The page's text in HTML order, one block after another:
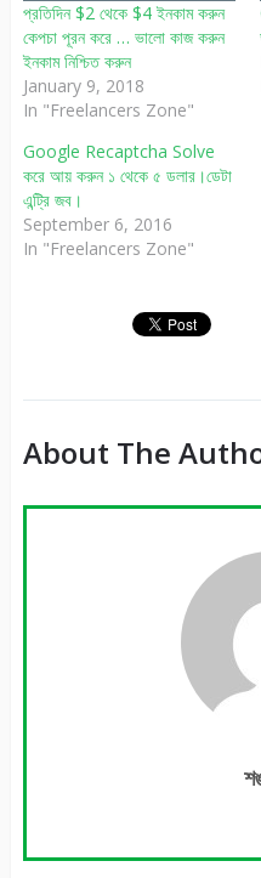
প্রতিদিন $2 থেকে $4 ইনকাম করুন
কেপচা পূরন করে … ভালো কাজ করুন
ইনকাম নিশ্চিত করুন
January 9, 2018
In "Freelancers Zone"
Google Recaptcha Solve
করে আয় করুন ১ থেকে ৫ ডলার।ডেটা
এন্ট্রি জব।
September 6, 2016
In "Freelancers Zone"
About The